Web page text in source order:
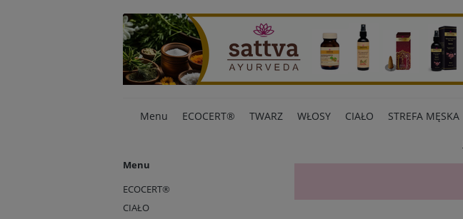
Menu ECOCERT® TWARZ WŁOSY CIAŁO STREFA MĘSKA
Menu
ECOCERT®
CIAŁO